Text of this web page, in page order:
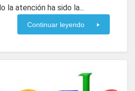
la atención ha sido la...
Continuar leyendo